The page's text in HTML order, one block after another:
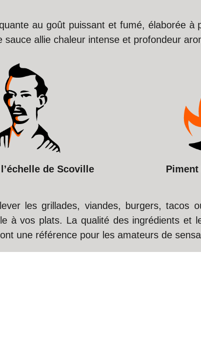
au goût puissant et fumé, élaborée
sauce allie chaleur intense et profondeur
de Scoville
les grillades, viandes, burgers, tacos
à vos plats. La qualité des ingrédients et
une référence pour les amateurs de